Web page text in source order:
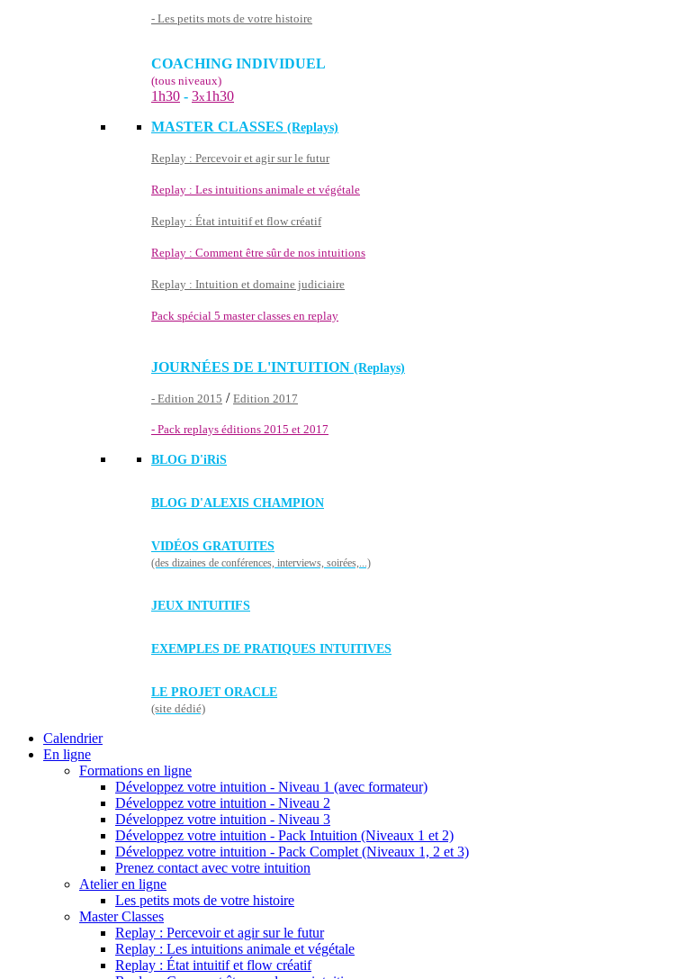
- Les petits mots de votre histoire
COACHING INDIVIDUEL
(tous niveaux)
1h30 - 3x1h30
MASTER CLASSES (Replays)
Replay : Percevoir et agir sur le futur
Replay : Les intuitions animale et végétale
Replay : État intuitif et flow créatif
Replay : Comment être sûr de nos intuitions
Replay : Intuition et domaine judiciaire
Pack spécial 5 master classes en replay
JOURNÉES DE L'INTUITION (Replays)
- Edition 2015 / Edition 2017
- Pack replays éditions 2015 et 2017
BLOG D'iRiS
BLOG D'ALEXIS CHAMPION
VIDÉOS GRATUITES
(des dizaines de conférences, interviews, soirées,...)
JEUX INTUITIFS
EXEMPLES DE PRATIQUES INTUITIVES
LE PROJET ORACLE
(site dédié)
Calendrier
En ligne
Formations en ligne
Développez votre intuition - Niveau 1 (avec formateur)
Développez votre intuition - Niveau 2
Développez votre intuition - Niveau 3
Développez votre intuition - Pack Intuition (Niveaux 1 et 2)
Développez votre intuition - Pack Complet (Niveaux 1, 2 et 3)
Prenez contact avec votre intuition
Atelier en ligne
Les petits mots de votre histoire
Master Classes
Replay : Percevoir et agir sur le futur
Replay : Les intuitions animale et végétale
Replay : État intuitif et flow créatif